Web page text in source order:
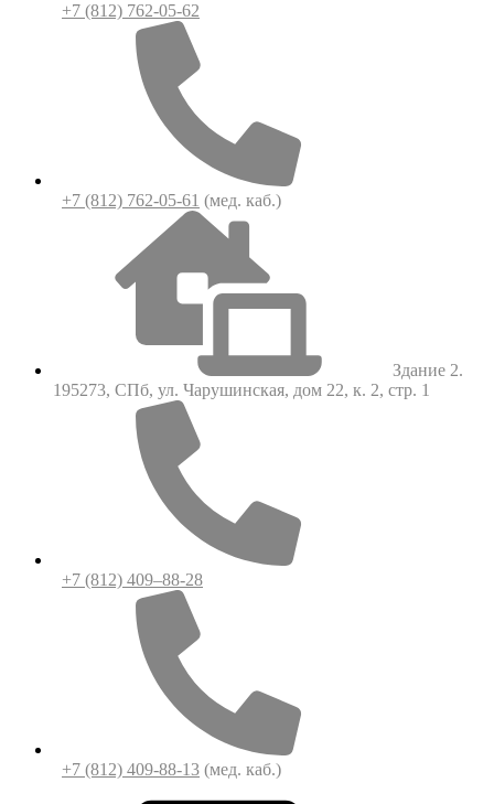
+7 (812) 762-05-62
+7 (812) 762-05-61 (мед. каб.)
Здание 2.
195273, СПб, ул. Чарушинская, дом 22, к. 2, стр. 1
+7 (812) 409–88-28
+7 (812) 409-88-13 (мед. каб.)